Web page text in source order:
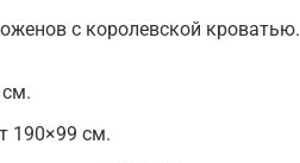
с королевской кроватью.
190×99 см.